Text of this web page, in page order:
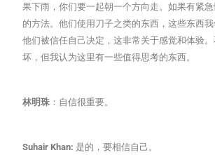
果下雨，你们要一起朝一个方向走。如果有紧
的方法。他们使用刀子之类的东西，这些东西我
他们被信任自己决定，这非常关于感觉和体验
坏，但我认为这里有一些值得思考的东西。
林明珠 ：自信很重要。
Suhair Khan: 是的，要相信自己。